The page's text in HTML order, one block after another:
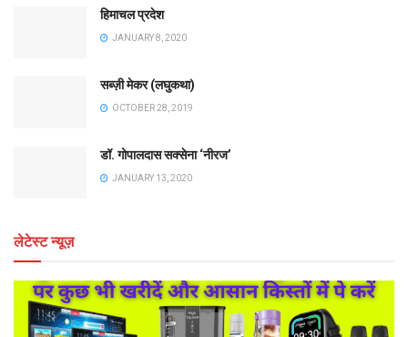
हिमाचल प्रदेश
JANUARY 8, 2020
सब्ज़ी मेकर (लघुकथा)
OCTOBER 28, 2019
डॉ. गोपालदास सक्सेना ‘नीरज’
JANUARY 13, 2020
लेटेस्ट न्यूज़